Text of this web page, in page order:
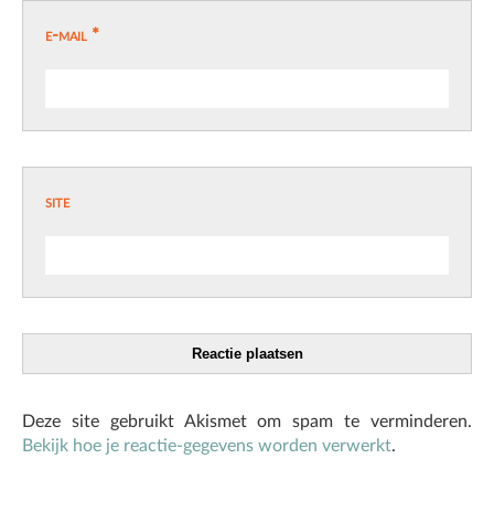
e-mail *
site
Deze site gebruikt Akismet om spam te verminderen.
Bekijk hoe je reactie-gegevens worden verwerkt.